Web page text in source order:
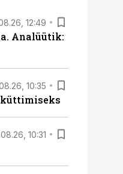
12:49
Analüütik:
10:35
10:31